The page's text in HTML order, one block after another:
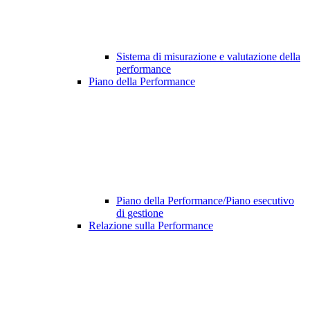
Sistema di misurazione e valutazione della
performance
Piano della Performance
Piano della Performance/Piano esecutivo
di gestione
Relazione sulla Performance